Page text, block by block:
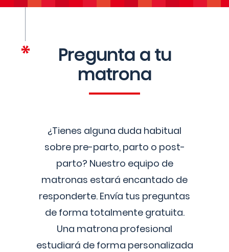
Pregunta a tu
matrona
¿Tienes alguna duda habitual
sobre pre-parto, parto o post-
parto? Nuestro equipo de
matronas estará encantado de
responderte. Envía tus preguntas
de forma totalmente gratuita.
Una matrona profesional
estudiará de forma personalizada